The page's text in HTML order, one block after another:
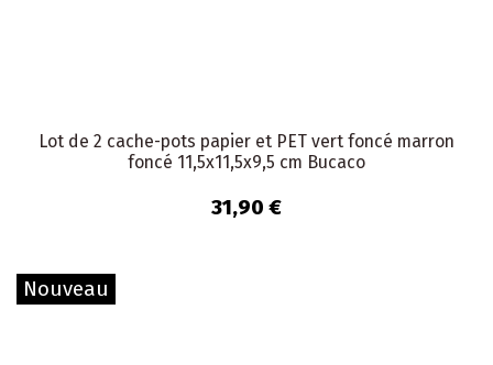
Lot de 2 cache-pots papier et PET vert foncé marron
foncé 11,5x11,5x9,5 cm Bucaco
31,90 €
Nouveau